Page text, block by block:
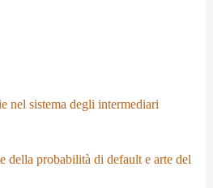
nel sistema degli intermediari
della probabilità di default e arte del